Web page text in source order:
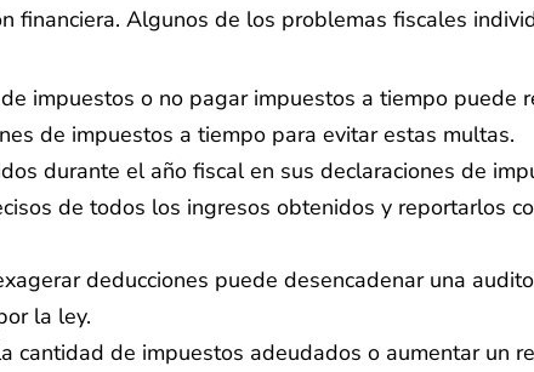
Algunos de los problemas fiscales
impuestos o no pagar impuestos a tiempo puede
de impuestos a tiempo para evitar estas multas.
durante el año fiscal en sus declaraciones de
de todos los ingresos obtenidos y reportarlos
deducciones puede desencadenar una
la ley.
cantidad de impuestos adeudados o aumentar un